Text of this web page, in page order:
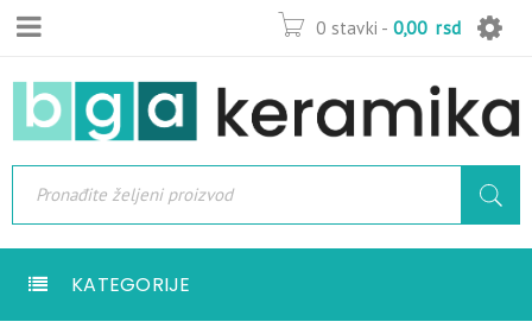
0 stavki - 0,00 rsd
KATEGORIJE